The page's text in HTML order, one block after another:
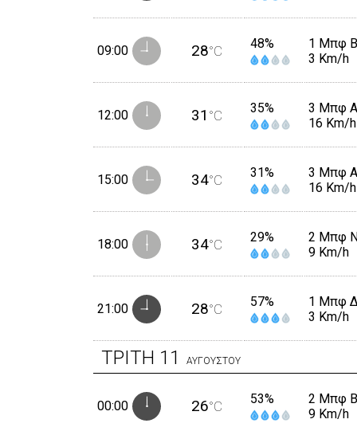
09:00 28°C 48%
1 Μπφ
3 Km/h
12:00 31 °C 35%
3 Μπφ Α
16 Km/h
15:00 34°C 31%
3 Μπφ Α
16 Km/h
18:00 34°C 29%
2 Μπφ
9 Km/h
21:00 28°C 57%
1 Μπφ
3 Km/h
ΤΡΙΤΗ 11 ΑΥΓΟΥΣΤΟΥ
00:00 26°C 53%
2 Μπφ
9 Km/h